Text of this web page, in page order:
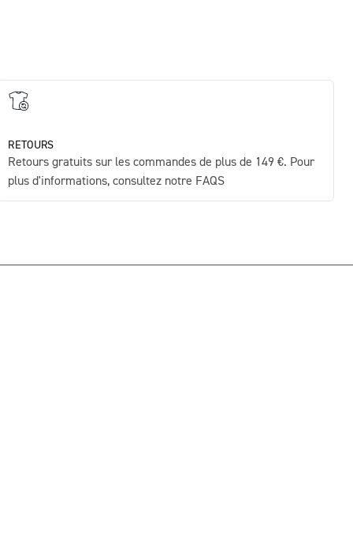
RETOURS
Retours gratuits sur les commandes de plus de 149 €. Pour
plus d'informations, consultez notre FAQS